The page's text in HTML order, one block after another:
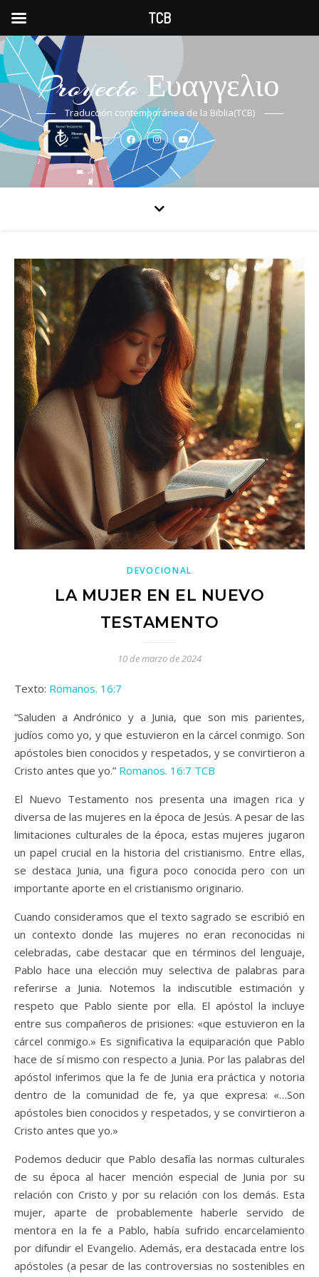
Proyecto Ευαγγελιο
Traducción contemporánea de la Biblia(TCB)
DEVOCIONAL
LA MUJER EN EL NUEVO
TESTAMENTO
10 de marzo de 2024
Texto: Romanos. 16:7
“Saluden a Andrónico y a Junia, que son mis parientes,
judíos como yo, y que estuvieron en la cárcel conmigo. Son
apóstoles bien conocidos y respetados, y se convirtieron a
Cristo antes que yo.” Romanos. 16:7 TCB
El Nuevo Testamento nos presenta una imagen rica y
diversa de las mujeres en la época de Jesús. A pesar de las
limitaciones culturales de la época, estas mujeres jugaron
un papel crucial en la historia del cristianismo. Entre ellas,
se destaca Junia, una figura poco conocida pero con un
importante aporte en el cristianismo originario.
Cuando consideramos que el texto sagrado se escribió en
un contexto donde las mujeres no eran reconocidas ni
celebradas, cabe destacar que en términos del lenguaje,
Pablo hace una elección muy selectiva de palabras para
referirse a Junia. Notemos la indiscutible estimación y
respeto que Pablo siente por ella. El apóstol la incluye
entre sus compañeros de prisiones: «que estuvieron en la
cárcel conmigo.» Es significativa la equiparación que Pablo
hace de sí mismo con respecto a Junia. Por las palabras del
apóstol inferimos que la fe de Junia era práctica y notoria
dentro de la comunidad de fe, ya que expresa: «…Son
apóstoles bien conocidos y respetados, y se convirtieron a
Cristo antes que yo.»
Podemos deducir que Pablo desafía las normas culturales
de su época al hacer mención especial de Junia por su
relación con Cristo y por su relación con los demás. Esta
mujer, aparte de probablemente haberle servido de
mentora en la fe a Pablo, había sufrido encarcelamiento
por difundir el Evangelio. Además, era destacada entre los
apóstoles (a pesar de las controversias no sostenibles en
TCB